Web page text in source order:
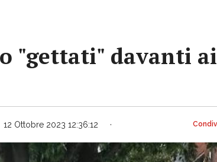
"gettati" davanti ai
12 Ottobre 2023 12:36:12